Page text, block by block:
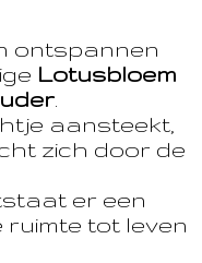
ontspannen
Lotusbloem
.
aansteekt,
zich door de
er een
ruimte tot leven